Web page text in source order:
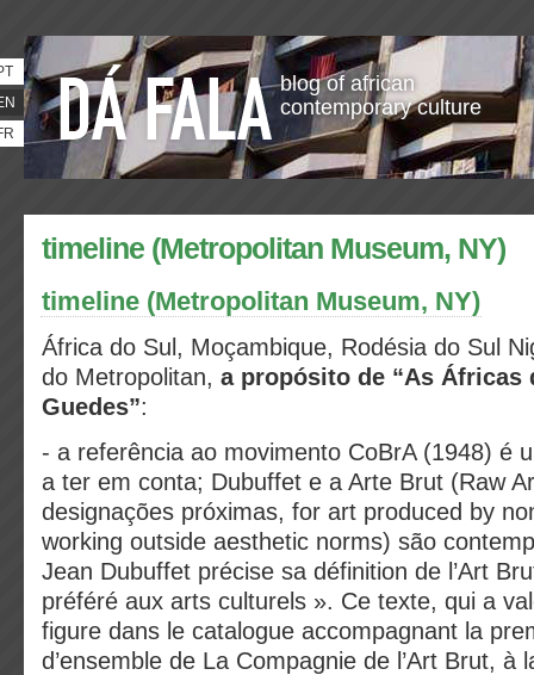
blog of african
contemporary culture
timeline (Metropolitan Museum, NY)
timeline (Metropolitan Museum, NY)
África do Sul, Moçambique, Rodésia do Sul
do Metropolitan, a propósito de “As Áfricas
Guedes”:
- a referência ao movimento CoBrA (1948) é
a ter em conta; Dubuffet e a Arte Brut (Raw
designações próximas, for art produced by
working outside aesthetic norms) são
Jean Dubuffet précise sa définition de l’Art
préféré aux arts culturels ». Ce texte, qui a
figure dans le catalogue accompagnant la
d’ensemble de La Compagnie de l’Art Brut, à